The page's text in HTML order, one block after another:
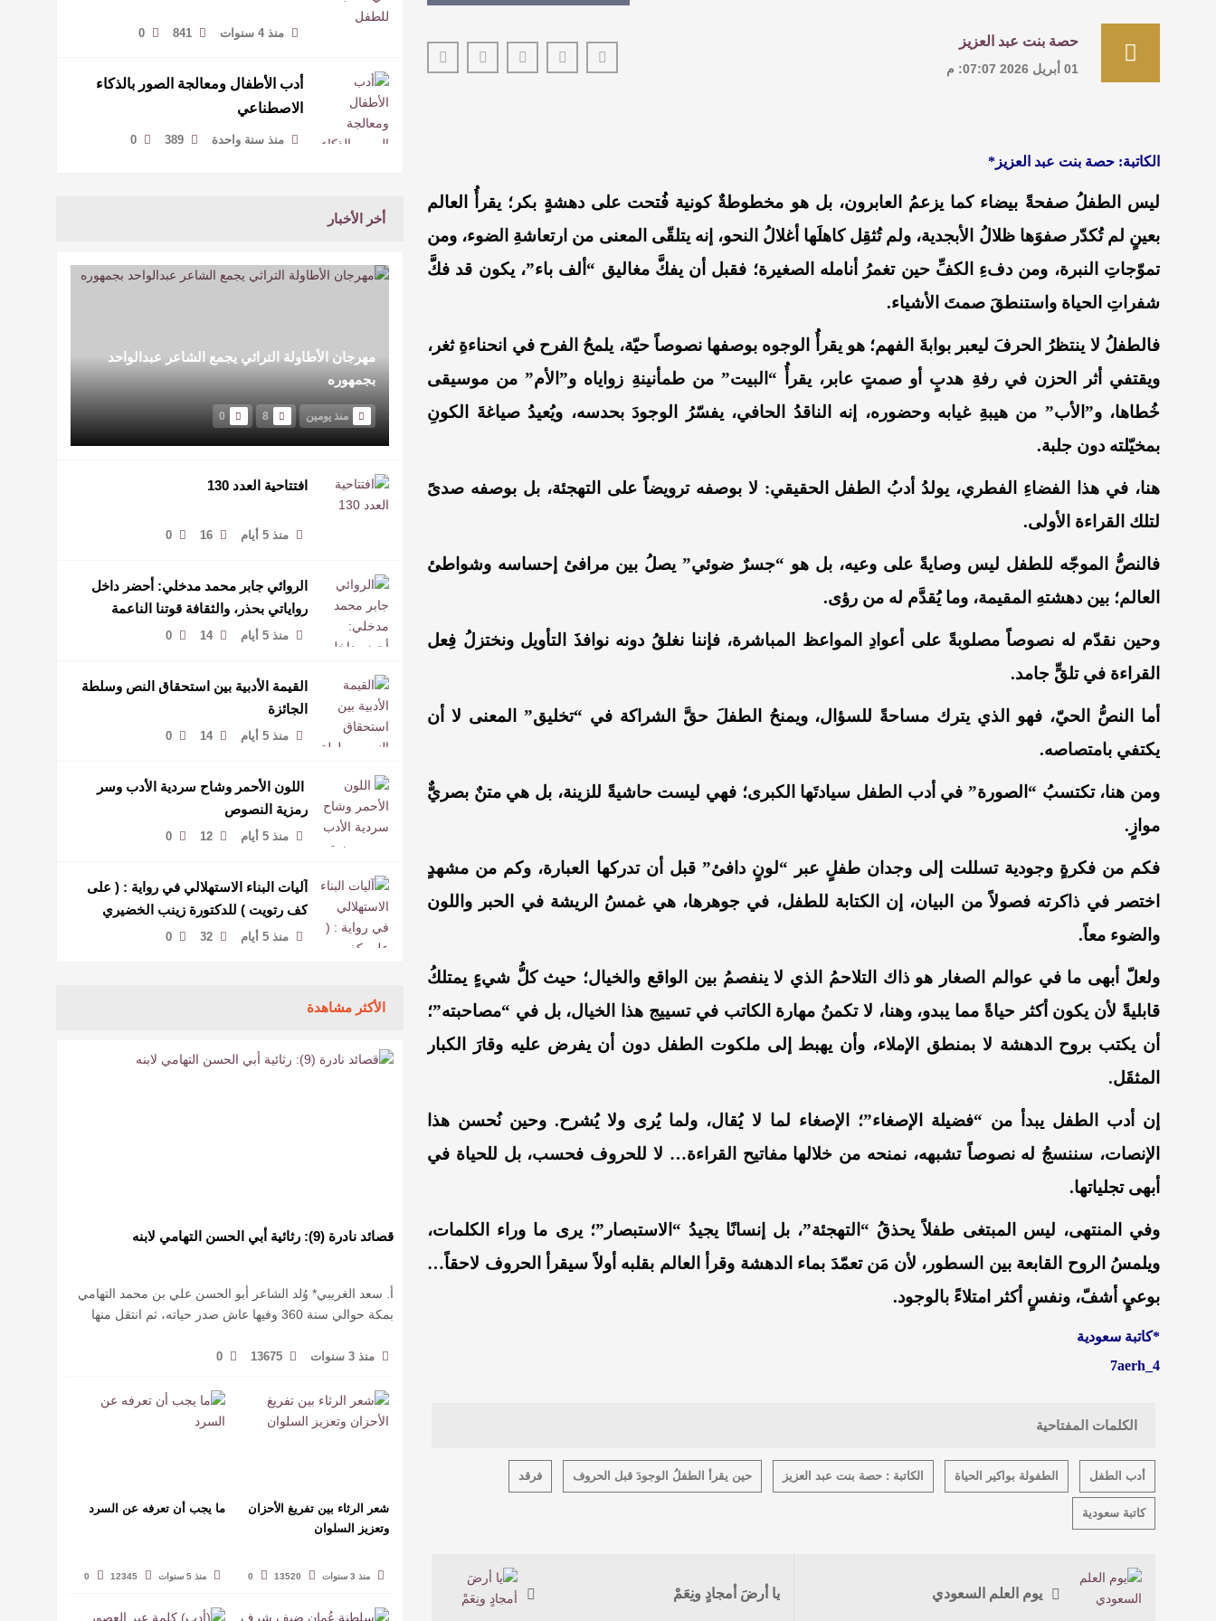
منذ 4 سنوات 841
0
أدب الأطفال ومعالجة الصور بالذكاء
الاصطناعي
منذ سنة واحدة 389
0
أخر الأخبار
مهرجان الأطاولة التراثي يجمع الشاعر عبدالواحد
بجمهوره
منذ يومين 8
0
افتتاحية العدد 130
منذ 5 أيام 16
0
الروائي جابر محمد مدخلي: أحضر داخل
رواياتي بحذر، والثقافة قوتنا الناعمة
لمخاطبة العالم.
منذ 5 أيام 14
0
القيمة الأدبية بين استحقاق النص وسلطة
الجائزة
منذ 5 أيام 14
0
​ اللون الأحمر وشاح سردية الأدب وسر
رمزية النصوص
منذ 5 أيام 12
0
آليات البناء الاستهلالي في رواية : ( على
كف رتويت ) للدكتورة زينب الخضيري
منذ 5 أيام 32
0
الأكثر مشاهدة
قصائد نادرة (9): رثائية أبي الحسن التهامي لابنه
أ. سعد الغريبي* وُلد الشاعر أبو الحسن علي بن محمد التهامي
بمكة حوالي سنة 360 وفيها عاش صدر حياته، ثم انتقل منها
منذ 3 سنوات 13675
0
شعر الرثاء بين تفريغ الأحزان
وتعزيز السلوان
منذ 3 سنوات 13520
0
ما يجب أن تعرفه عن السرد
منذ 5 سنوات 12345
0
حصة بنت عبد العزيز
01 أبريل 2026 07:07: م
الكاتبة: حصة بنت عبد العزيز*
ليس الطفلُ صفحةً بيضاء كما يزعمُ العابرون، بل هو مخطوطةٌ كونية فُتحت على دهشةٍ بكر؛ يقرأُ العالم
بعينٍ لم تُكدّر صفوَها ظلالُ الأبجدية، ولم تُثقِل كاهلَها أغلالُ النحو، إنه يتلقّى المعنى من ارتعاشةِ الضوء، ومن
تموّجاتِ النبرة، ومن دفءِ الكفِّ حين تغمرُ أنامله الصغيرة؛ فقبل أن يفكَّ مغاليق “ألف باء”، يكون قد فكَّ
شفراتِ الحياة واستنطقَ صمتَ الأشياء.
فالطفلُ لا ينتظرُ الحرفَ ليعبر بوابةَ الفهم؛ هو يقرأُ الوجوه بوصفها نصوصاً حيّة، يلمحُ الفرح في انحناءةِ ثغر،
ويقتفي أثر الحزن في رفةِ هدبٍ أو صمتٍ عابر، يقرأُ “البيت” من طمأنينةِ زواياه و”الأم” من موسيقى
خُطاها، و”الأب” من هيبةِ غيابه وحضوره، إنه الناقدُ الحافي، يفسّرُ الوجودَ بحدسه، ويُعيدُ صياغةَ الكونِ
بمخيّلته دون جلبة.
هنا، في هذا الفضاءِ الفطري، يولدُ أدبُ الطفل الحقيقي: لا بوصفه ترويضاً على التهجئة، بل بوصفه صدىً
لتلك القراءة الأولى.
فالنصُّ الموجّه للطفل ليس وصايةً على وعيه، بل هو “جسرٌ ضوئي” يصلُ بين مرافئ إحساسه وشواطئ
العالم؛ بين دهشتهِ المقيمة، وما يُقدَّم له من رؤى.
وحين نقدّم له نصوصاً مصلوبةً على أعوادِ المواعظ المباشرة، فإننا نغلقُ دونه نوافذَ التأويل ونختزلُ فِعل
القراءة في تلقٍّ جامد.
أما النصُّ الحيّ، فهو الذي يترك مساحةً للسؤال، ويمنحُ الطفلَ حقَّ الشراكة في “تخليق” المعنى لا أن
يكتفي بامتصاصه.
ومن هنا، تكتسبُ “الصورة” في أدب الطفل سيادتَها الكبرى؛ فهي ليست حاشيةً للزينة، بل هي متنٌ بصريٌّ
موازٍ.
فكم من فكرةٍ وجودية تسللت إلى وجدان طفلٍ عبر “لونٍ دافئ” قبل أن تدركها العبارة، وكم من مشهدٍ
اختصر في ذاكرته فصولاً من البيان، إن الكتابة للطفل، في جوهرها، هي غمسُ الريشة في الحبر واللون
والضوء معاً.
ولعلّ أبهى ما في عوالم الصغار هو ذاك التلاحمُ الذي لا ينفصمُ بين الواقع والخيال؛ حيث كلُّ شيءٍ يمتلكُ
قابليةً لأن يكون أكثر حياةً مما يبدو، وهنا، لا تكمنُ مهارة الكاتب في تسييج هذا الخيال، بل في “مصاحبته”؛
أن يكتب بروح الدهشة لا بمنطق الإملاء، وأن يهبط إلى ملكوت الطفل دون أن يفرض عليه وقارَ الكبار
المثقَل.
إن أدب الطفل يبدأ من “فضيلة الإصغاء”؛ الإصغاء لما لا يُقال، ولما يُرى ولا يُشرح. وحين نُحسن هذا
الإنصات، سننسجُ له نصوصاً تشبهه، نمنحه من خلالها مفاتيح القراءة… لا للحروف فحسب، بل للحياة في
أبهى تجلياتها.
وفي المنتهى، ليس المبتغى طفلاً يحذقُ “التهجئة”، بل إنسانًا يجيدُ “الاستبصار”؛ يرى ما وراء الكلمات،
ويلمسُ الروح القابعة بين السطور، لأن مَن تعمّدَ بماء الدهشة وقرأ العالم بقلبه أولاً سيقرأ الحروف لاحقاً…
بوعيٍ أشفّ، ونفسٍ أكثر امتلاءً بالوجود.
*كاتبة سعودية
7aerh_4
الكلمات المفتاحية
أدب الطفل الطفولة بواكير الحياة الكاتبة : حصة بنت عبد العزيز حين يقرأ الطفلُ الوجودَ قبل الحروف فرقد
كاتبة سعودية
يوم العلم السعودي يا أرضَ أمجادٍ ونِعَمْ